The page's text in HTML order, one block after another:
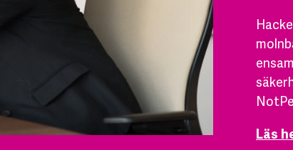
Läs